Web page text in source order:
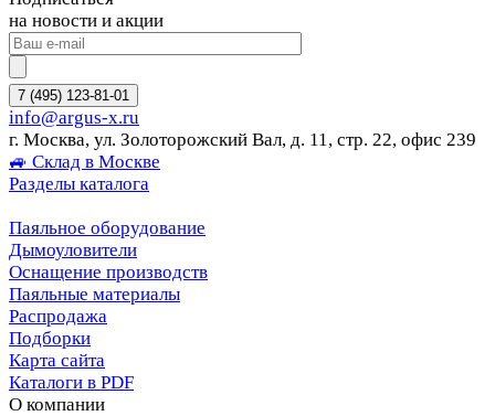
на новости и акции
7 (495) 123-81-01
info@argus-x.ru
г. Москва, ул. Золоторожский Вал, д. 11, стр. 22, офис 239
🚙 Склад в Москве
Разделы каталога
Паяльное оборудование
Дымоуловители
Оснащение производств
Паяльные материалы
Распродажа
Подборки
Карта сайта
Каталоги в PDF
О компании